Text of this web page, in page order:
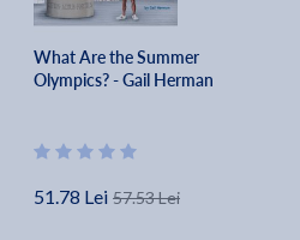
What Are the Summer
Olympics? - Gail Herman
51.78 Lei 57.53 Lei